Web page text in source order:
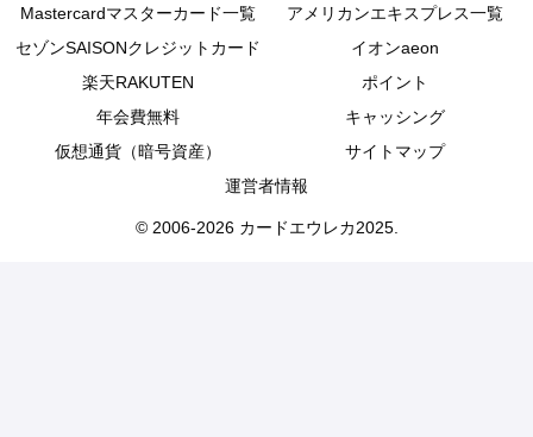
Mastercardマスターカード一覧
アメリカンエキスプレス一覧
セゾンSAISONクレジットカード
イオンaeon
楽天RAKUTEN
ポイント
年会費無料
キャッシング
仮想通貨（暗号資産）
サイトマップ
運営者情報
© 2006-2026 カードエウレカ2025.